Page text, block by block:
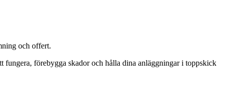
och offert.
förebygga skador och hålla dina anläggningar i toppskick